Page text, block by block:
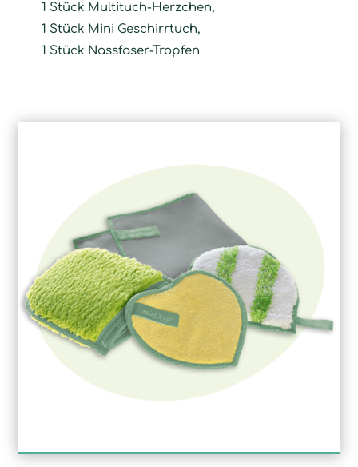
1 Stück Multituch-Herzchen,
1 Stück Mini Geschirrtuch,
1 Stück Nassfaser-Tropfen